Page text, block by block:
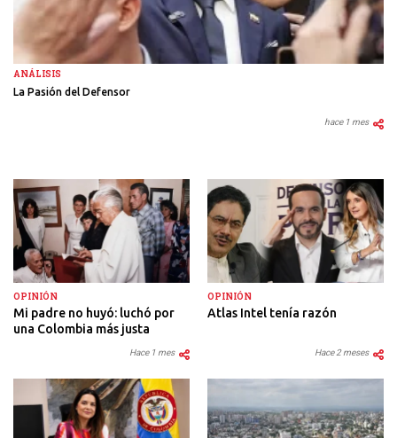
ANÁLISIS
La Pasión del Defensor
hace 1 mes
OPINIÓN
Mi padre no huyó: luchó por
una Colombia más justa
Hace 1 mes
OPINIÓN
Atlas Intel tenía razón
Hace 2 meses